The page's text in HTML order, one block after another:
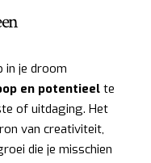
in je droom
en potentieelte
of uitdaging. Het
van creativiteit,
die je misschien